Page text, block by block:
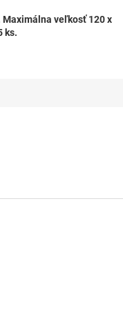
veľkosť 120 x
ks.